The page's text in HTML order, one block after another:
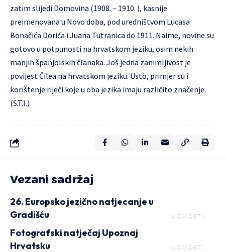
zatim slijedi Domovina (1908. – 1910. ), kasnije
preimenovana u Novo doba, pod uredništvom Lucasa
Bonačića Dorića i Juana Tutranica do 1911. Naime, novine su
gotovo u potpunosti na hrvatskom jeziku, osim nekih
manjih španjolskih članaka. Još jedna zanimljivost je
povijest Čilea na hrvatskom jeziku. Usto, primjer su i
korištenje riječi koje u oba jezika imaju različito značenje.
(S.T.I.)
Vezani sadržaj
NOVOSTI
26. Europsko jezično natjecanje u
Gradišću
NOVOSTI
Fotografski natječaj Upoznaj
Hrvatsku